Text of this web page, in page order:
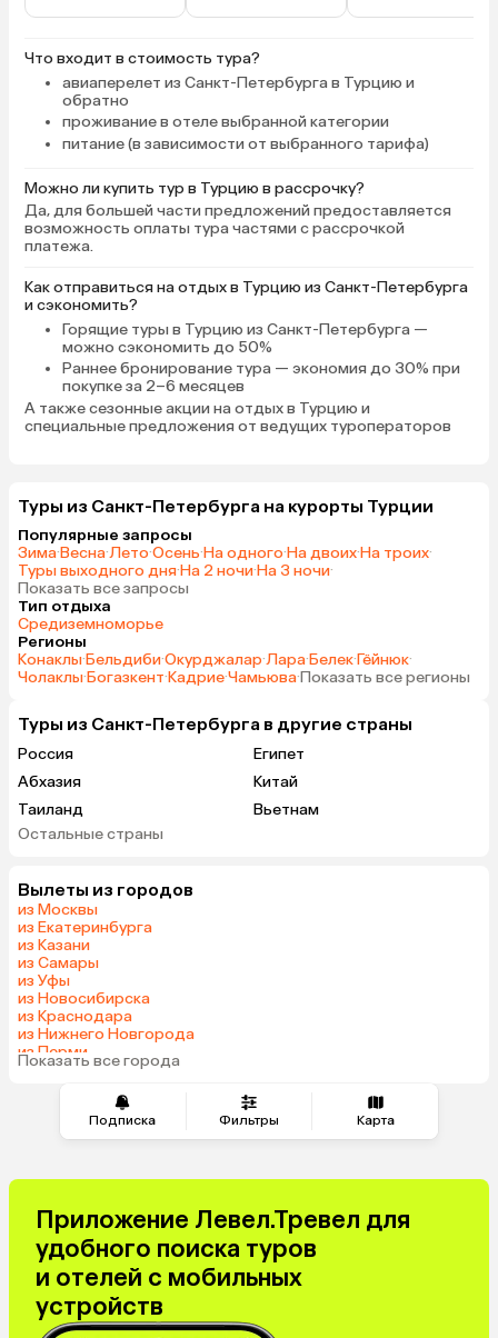
Подписка Фильтры Карта
устраивает, но кто
персонал видит, что
Если кто-то из отеля
отзыв, проверьте, кто
Увольте к чертовой
не позорил отличный
Что входит в стоимость тура?
авиаперелет из Санкт-Петербурга в Турцию и
обратно
проживание в отеле выбранной категории
питание (в зависимости от выбранного тарифа)
Можно ли купить тур в Турцию в рассрочку?
Да, для большей части предложений предоставляется
возможность оплаты тура частями с рассрочкой
платежа.
Как отправиться на отдых в Турцию из Санкт-Петербурга
и сэкономить?
Горящие туры в Турцию из Санкт-Петербурга —
можно сэкономить до 50%
Раннее бронирование тура — экономия до 30% при
покупке за 2–6 месяцев
А такжесезонные акции на отдых в Турцию и
специальные предложения от ведущих туроператоров
Туры из Санкт-Петербурга на курорты Турции
Популярные запросы
Зима·Весна·Лето·Осень·На одного·На двоих·На троих·
Туры выходного дня·На 2 ночи·На 3 ночи·
Показать все запросы
Тип отдыха
Средиземноморье
Регионы
Конаклы·Бельдиби·Окурджалар·Лара·Белек·Гёйнюк·
Чолаклы·Богазкент·Кадрие·Чамьюва·Показать все регионы
Туры из Санкт-Петербурга в другие страны
Россия
Египет
Абхазия
Китай
Таиланд
Вьетнам
ОАЭ
Армения
Казахстан
Узбекистан
Индия
Кипр
Киргизия
Гонконг
Таджикистан
Венгрия
Болгария
Остальные страны
Вылеты из городов
из Москвы
из Екатеринбурга
из Казани
из Самары
из Уфы
из Новосибирска
из Краснодара
из Нижнего Новгорода
из Перми
из Сочи
Показать все города
Приложение Левел.Тревел для
удобного поиска туров
и отелей с мобильных
устройств